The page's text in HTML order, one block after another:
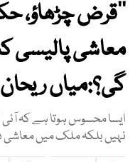
’’قرض چڑھاؤ،
معاشی
گی؟:میاں
ایسا محسوس ہوتا ہے کہ
نہیں بلکہ ملک میں معاشی